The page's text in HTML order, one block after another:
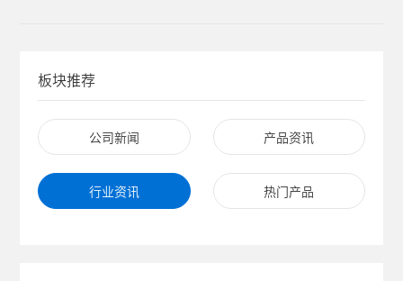
板块推荐
公司新闻 产品资讯
行业资讯 热门产品